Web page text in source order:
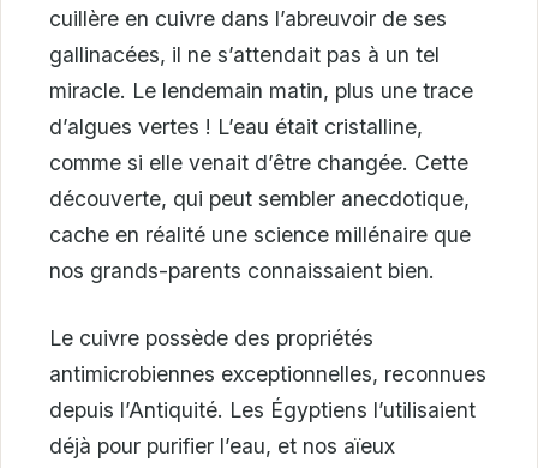
cuillère en cuivre dans l’abreuvoir de ses
gallinacées, il ne s’attendait pas à un tel
miracle. Le lendemain matin, plus une trace
d’algues vertes ! L’eau était cristalline,
comme si elle venait d’être changée. Cette
découverte, qui peut sembler anecdotique,
cache en réalité une science millénaire que
nos grands-parents connaissaient bien.
Le cuivre possède des propriétés
antimicrobiennes exceptionnelles, reconnues
depuis l’Antiquité. Les Égyptiens l’utilisaient
déjà pour purifier l’eau, et nos aïeux